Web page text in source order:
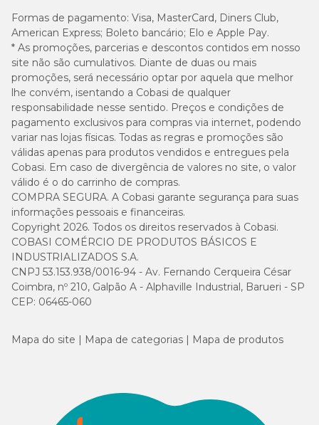
Formas de pagamento: Visa, MasterCard, Diners Club,
American Express; Boleto bancário; Elo e Apple Pay.
* As promoções, parcerias e descontos contidos em nosso
site não são cumulativos. Diante de duas ou mais
promoções, será necessário optar por aquela que melhor
lhe convém, isentando a Cobasi de qualquer
responsabilidade nesse sentido. Preços e condições de
pagamento exclusivos para compras via internet, podendo
variar nas lojas físicas. Todas as regras e promoções são
válidas apenas para produtos vendidos e entregues pela
Cobasi. Em caso de divergência de valores no site, o valor
válido é o do carrinho de compras.
COMPRA SEGURA. A Cobasi garante segurança para suas
informações pessoais e financeiras.
Copyright 2026. Todos os direitos reservados à Cobasi.
COBASI COMÉRCIO DE PRODUTOS BÁSICOS E
INDUSTRIALIZADOS S.A.
CNPJ 53.153.938/0016-94 - Av. Fernando Cerqueira César
Coimbra, nº 210, Galpão A - Alphaville Industrial, Barueri - SP
CEP: 06465-060
Mapa do site Mapa de categorias Mapa de produtos